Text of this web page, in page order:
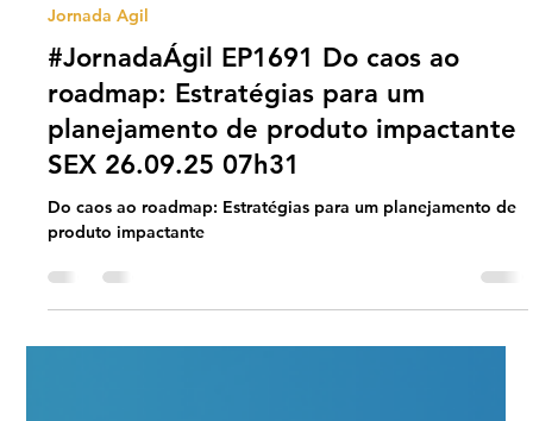
Sep 29, 2025
Jornada Agil
#JornadaÁgil EP1691 Do caos ao
roadmap: Estratégias para um
planejamento de produto impactante
SEX 26.09.25 07h31
produto impactante